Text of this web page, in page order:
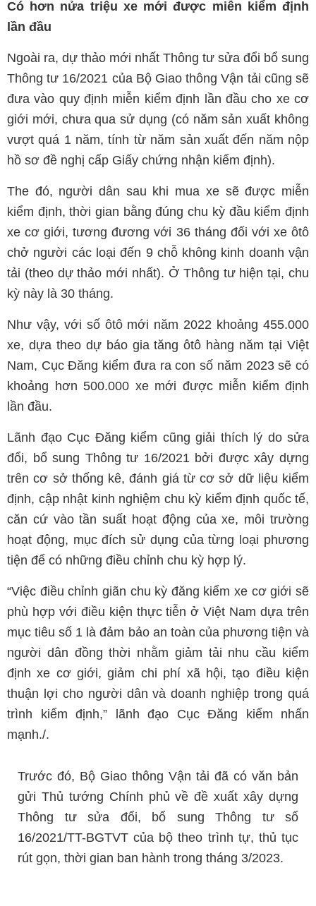
Có hơn nửa triệu xe mới được miễn kiểm định
lần đầu
Ngoài ra, dự thảo mới nhất Thông tư sửa đổi bổ sung
Thông tư 16/2021 của Bộ Giao thông Vận tải cũng sẽ
đưa vào quy định miễn kiểm định lần đầu cho xe cơ
giới mới, chưa qua sử dụng (có năm sản xuất không
vượt quá 1 năm, tính từ năm sản xuất đến năm nộp
hồ sơ đề nghị cấp Giấy chứng nhận kiểm định).
The đó, người dân sau khi mua xe sẽ được miễn
kiểm định, thời gian bằng đúng chu kỳ đầu kiểm định
xe cơ giới, tương đương với 36 tháng đối với xe ôtô
chở người các loại đến 9 chỗ không kinh doanh vận
tải (theo dự thảo mới nhất). Ở Thông tư hiện tại, chu
kỳ này là 30 tháng.
Như vậy, với số ôtô mới năm 2022 khoảng 455.000
xe, dựa theo dự báo gia tăng ôtô hàng năm tại Việt
Nam, Cục Đăng kiểm đưa ra con số năm 2023 sẽ có
khoảng hơn 500.000 xe mới được miễn kiểm định
lần đầu.
Lãnh đạo Cục Đăng kiểm cũng giải thích lý do sửa
đổi, bổ sung Thông tư 16/2021 bởi được xây dựng
trên cơ sở thống kê, đánh giá từ cơ sở dữ liệu kiểm
định, cập nhật kinh nghiệm chu kỳ kiểm định quốc tế,
căn cứ vào tần suất hoạt động của xe, môi trường
hoạt động, mục đích sử dụng của từng loại phương
tiện để có những điều chỉnh chu kỳ hợp lý.
“Việc điều chỉnh giãn chu kỳ đăng kiểm xe cơ giới sẽ
phù hợp với điều kiện thực tiễn ở Việt Nam dựa trên
mục tiêu số 1 là đảm bảo an toàn của phương tiện và
người dân đồng thời nhằm giảm tải nhu cầu kiểm
định xe cơ giới, giảm chi phí xã hội, tạo điều kiện
thuận lợi cho người dân và doanh nghiệp trong quá
trình kiểm định,” lãnh đạo Cục Đăng kiểm nhấn
mạnh./.
Trước đó, Bộ Giao thông Vận tải đã có văn bản
gửi Thủ tướng Chính phủ về đề xuất xây dựng
Thông tư sửa đổi, bổ sung Thông tư số
16/2021/TT-BGTVT của bộ theo trình tự, thủ tục
rút gọn, thời gian ban hành trong tháng 3/2023.